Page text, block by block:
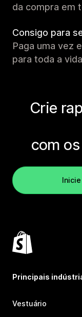
da compra em
Consigo para
Paga uma vez
para toda a
Crie
com
Principais
Vestuário